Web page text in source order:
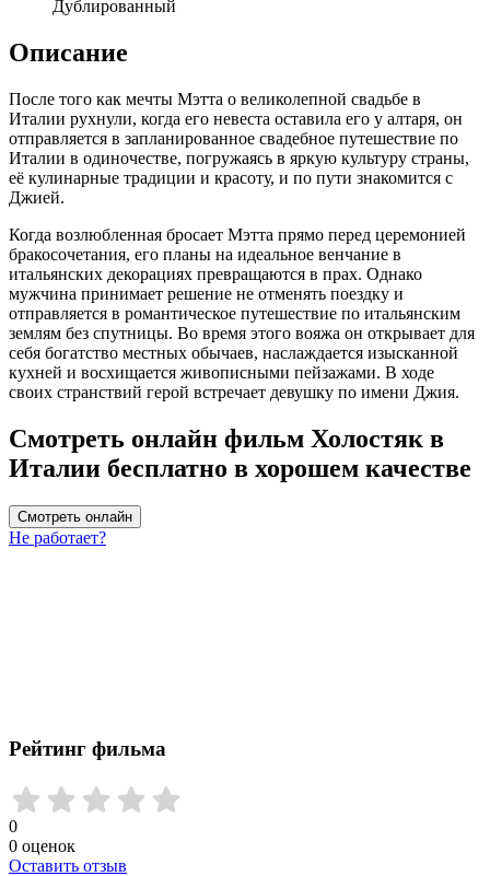
Дублированный
Описание
После того как мечты Мэтта о великолепной свадьбе в
Италии рухнули, когда его невеста оставила его у алтаря, он
отправляется в запланированное свадебное путешествие по
Италии в одиночестве, погружаясь в яркую культуру страны,
её кулинарные традиции и красоту, и по пути знакомится с
Джией.
Когда возлюбленная бросает Мэтта прямо перед церемонией
бракосочетания, его планы на идеальное венчание в
итальянских декорациях превращаются в прах. Однако
мужчина принимает решение не отменять поездку и
отправляется в романтическое путешествие по итальянским
землям без спутницы. Во время этого вояжа он открывает для
себя богатство местных обычаев, наслаждается изысканной
кухней и восхищается живописными пейзажами. В ходе
своих странствий герой встречает девушку по имени Джия.
Смотреть онлайн фильм Холостяк в
Италии бесплатно в хорошем качестве
Смотреть онлайн
Не работает?
Рейтинг фильма
0
0 оценок
Оставить отзыв